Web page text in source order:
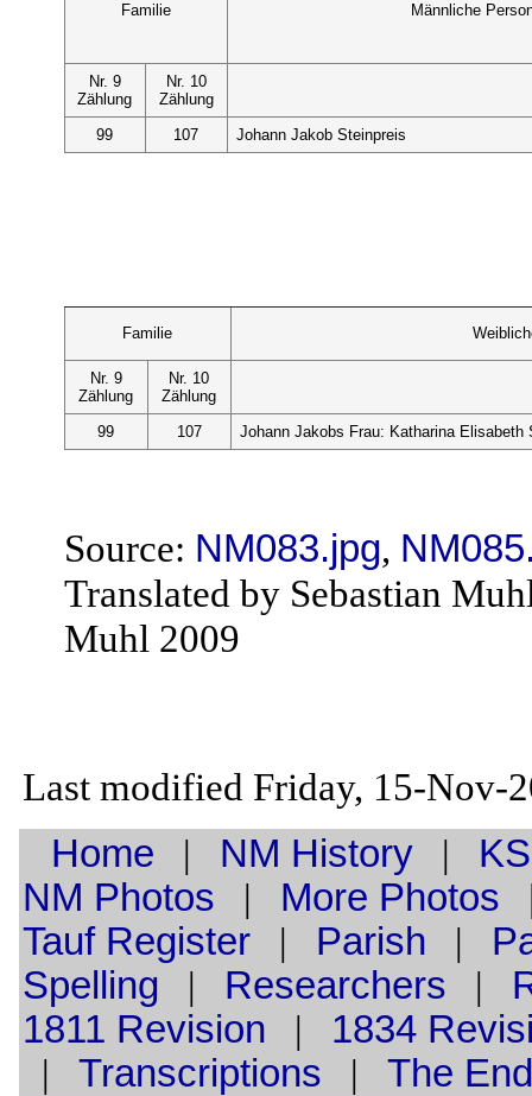
Familie Männliche
Nr. 9
Zählung
Nr. 10
Zählung
99
107 Johann Jakob Steinpreis
Familie
Nr. 9
Zählung
Nr. 10
Zählung
99
107 Johann Jakobs Frau: Katharina Elisabeth
Source: NM083.jpg,
Translated by Sebastian
Muhl 2009
Last modified Friday, 15-Nov-
Home | NM History|
NM Photos | More Photos
TaufRegister| Parish |
Spelling | Researchers |
1811 Revision | 1834
| Transcriptions | The End